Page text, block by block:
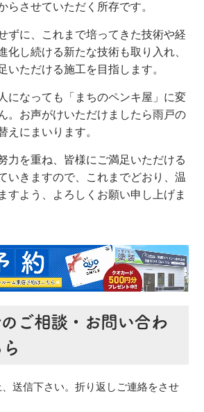
らさせていただく所存です。
ずに、これまで培ってきた技術や経
化し続ける新たな技術も取り入れ、
いただける施工を目指します。
になっても「まちのペンキ屋」に変
。お声がけいただけましたら雨戸の
えにまいります。
力を重ね、皆様にご満足いただける
いきますので、これまでどおり、温
すよう、よろしくお願い申し上げま
のご相談・お問い合わ
送信下さい。折り返しご連絡をさせ